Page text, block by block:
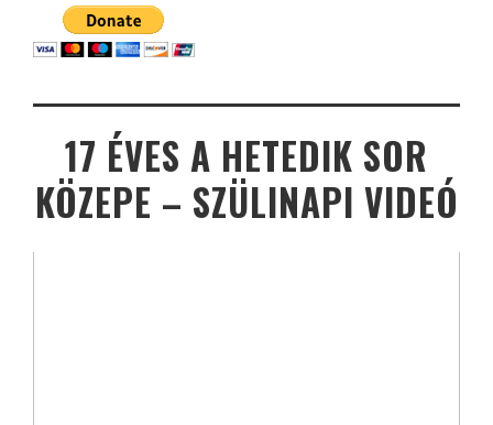
17 ÉVES A HETEDIK SOR
KÖZEPE – SZÜLINAPI VIDEÓ